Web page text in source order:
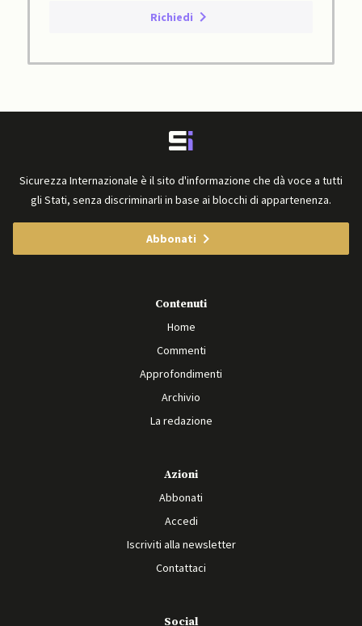
Richiedi
Sicurezza Internazionale è il sito d'informazione che dà voce a tutti
gli Stati, senza discriminarli in base ai blocchi di appartenenza.
Abbonati
Contenuti
Home
Commenti
Approfondimenti
Archivio
La redazione
Azioni
Abbonati
Accedi
Iscriviti alla newsletter
Contattaci
Social